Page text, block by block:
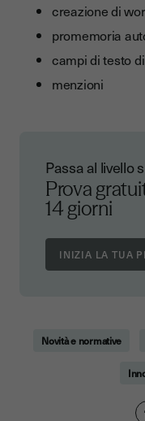
creazione di
promemoria
campi di testo
menzioni
Passa al livello
Prova
14 giorni
Novità e normative